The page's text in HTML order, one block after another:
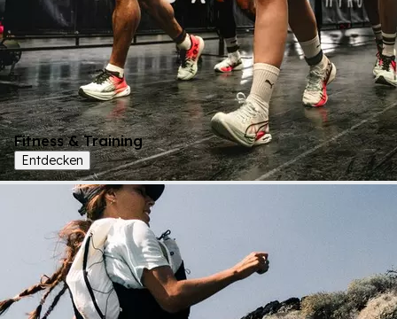
Fitness & Training
Entdecken